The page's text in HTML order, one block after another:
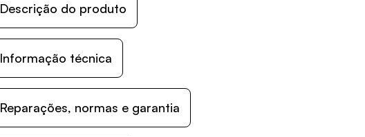
Descrição do produto
Informação técnica
Reparações, normas e garantia